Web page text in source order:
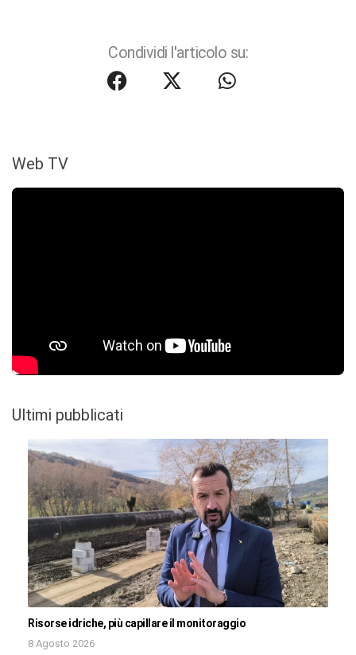
Condividi l'articolo su:
Web TV
Ultimi pubblicati
Risorse idriche, più capillare il monitoraggio
8 Agosto 2026